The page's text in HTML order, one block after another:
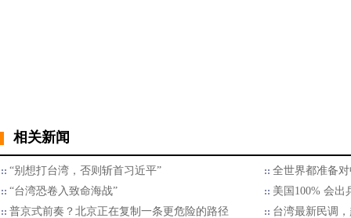
相关新闻
“别想打台湾，否则斩首习近平”
全世界都准备
“台湾恐卷入致命海战”
美国100% 会出
普京式前奏？北京正在复制一条更危险的路径
台湾最新民调